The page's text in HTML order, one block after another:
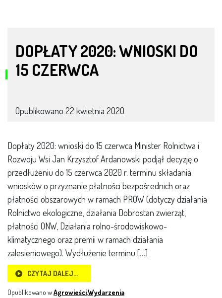
DOPŁATY 2020: WNIOSKI DO
15 CZERWCA
Opublikowano 22 kwietnia 2020
Dopłaty 2020: wnioski do 15 czerwca Minister Rolnictwa i
Rozwoju Wsi Jan Krzysztof Ardanowski podjął decyzję o
przedłużeniu do 15 czerwca 2020 r. terminu składania
wniosków o przyznanie płatności bezpośrednich oraz
płatności obszarowych w ramach PROW (dotyczy działania
Rolnictwo ekologiczne, działania Dobrostan zwierząt,
płatności ONW, Działania rolno-środowiskowo-
klimatycznego oraz premii w ramach działania
zalesieniowego). Wydłużenie terminu […]
CZYTAJ DALEJ…
Opublikowano wAgrowieści,Wydarzenia